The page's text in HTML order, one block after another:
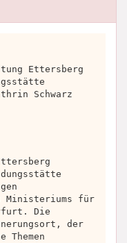
Ettersberg
Schwarz
Ministeriums für
Die
der
Themen